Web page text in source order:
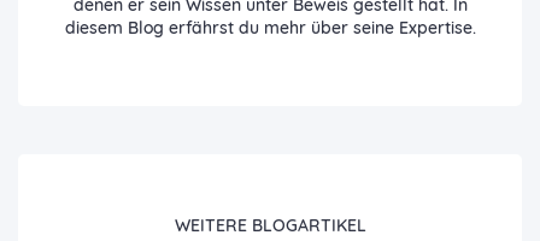
denen er sein Wissen unter Beweis gestellt hat. In
diesem Blog erfährst du mehr über seine Expertise.
WEITERE BLOGARTIKEL